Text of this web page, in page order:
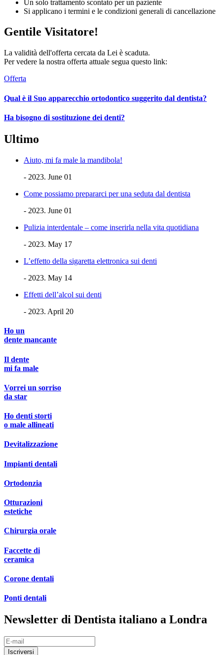
Un solo trattamento scontato per un paziente
Si applicano i termini e le condizioni generali di cancellazione
Gentile Visitatore!
La validità dell'offerta cercata da Lei è scaduta.
Per vedere la nostra offerta attuale segua questo link:
Offerta
Qual è il Suo apparecchio ortodontico suggerito dal dentista?
Ha bisogno di sostituzione dei denti?
Ultimo
Aiuto, mi fa male la mandibola!
- 2023. June 01
Come possiamo prepararci per una seduta dal dentista
- 2023. June 01
Pulizia interdentale – come inserirla nella vita quotidiana
- 2023. May 17
L’effetto della sigaretta elettronica sui denti
- 2023. May 14
Effetti dell’alcol sui denti
- 2023. April 20
Ho un
dente mancante
Il dente
mi fa male
Vorrei un sorriso
da star
Ho denti storti
o male allineati
Devitalizzazione
Impianti dentali
Ortodonzia
Otturazioni
estetiche
Chirurgia orale
Faccette di
ceramica
Corone dentali
Ponti dentali
Newsletter di Dentista italiano a Londra